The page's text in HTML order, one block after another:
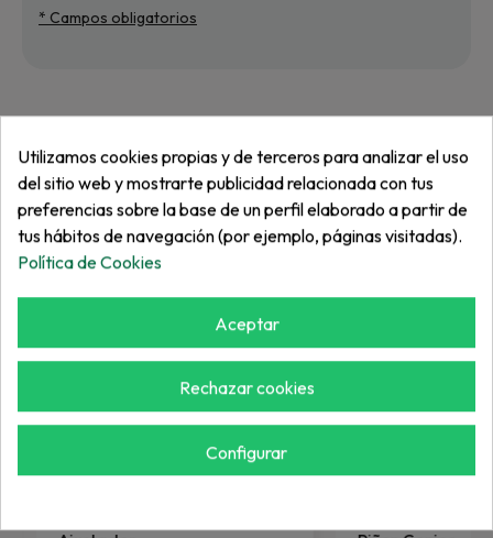
* Campos obligatorios
Más de "Piñón"
Utilizamos cookies propias y de terceros para analizar el uso
del sitio web y mostrarte publicidad relacionada con tus
preferencias sobre la base de un perfil elaborado a partir de
tus hábitos de navegación (por ejemplo, páginas visitadas).
Política de Cookies
Aceptar
Rechazar cookies
Configurar